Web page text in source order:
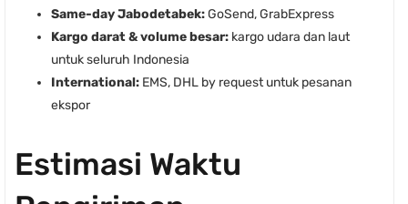
Same-day Jabodetabek:GoSend, GrabExpress
Kargo darat & volume besar: kargo udara dan laut
untuk seluruh Indonesia
International: EMS, DHL by request untuk pesanan
ekspor
Estimasi Waktu